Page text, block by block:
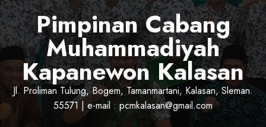
Pimpinan Cabang
Muhammadiyah
Kapanewon Kalasan
Jl. Proliman Tulung, Bogem, Tamanmartani, Kalasan, Sleman.
55571 | e-mail : pcmkalasan@gmail.com